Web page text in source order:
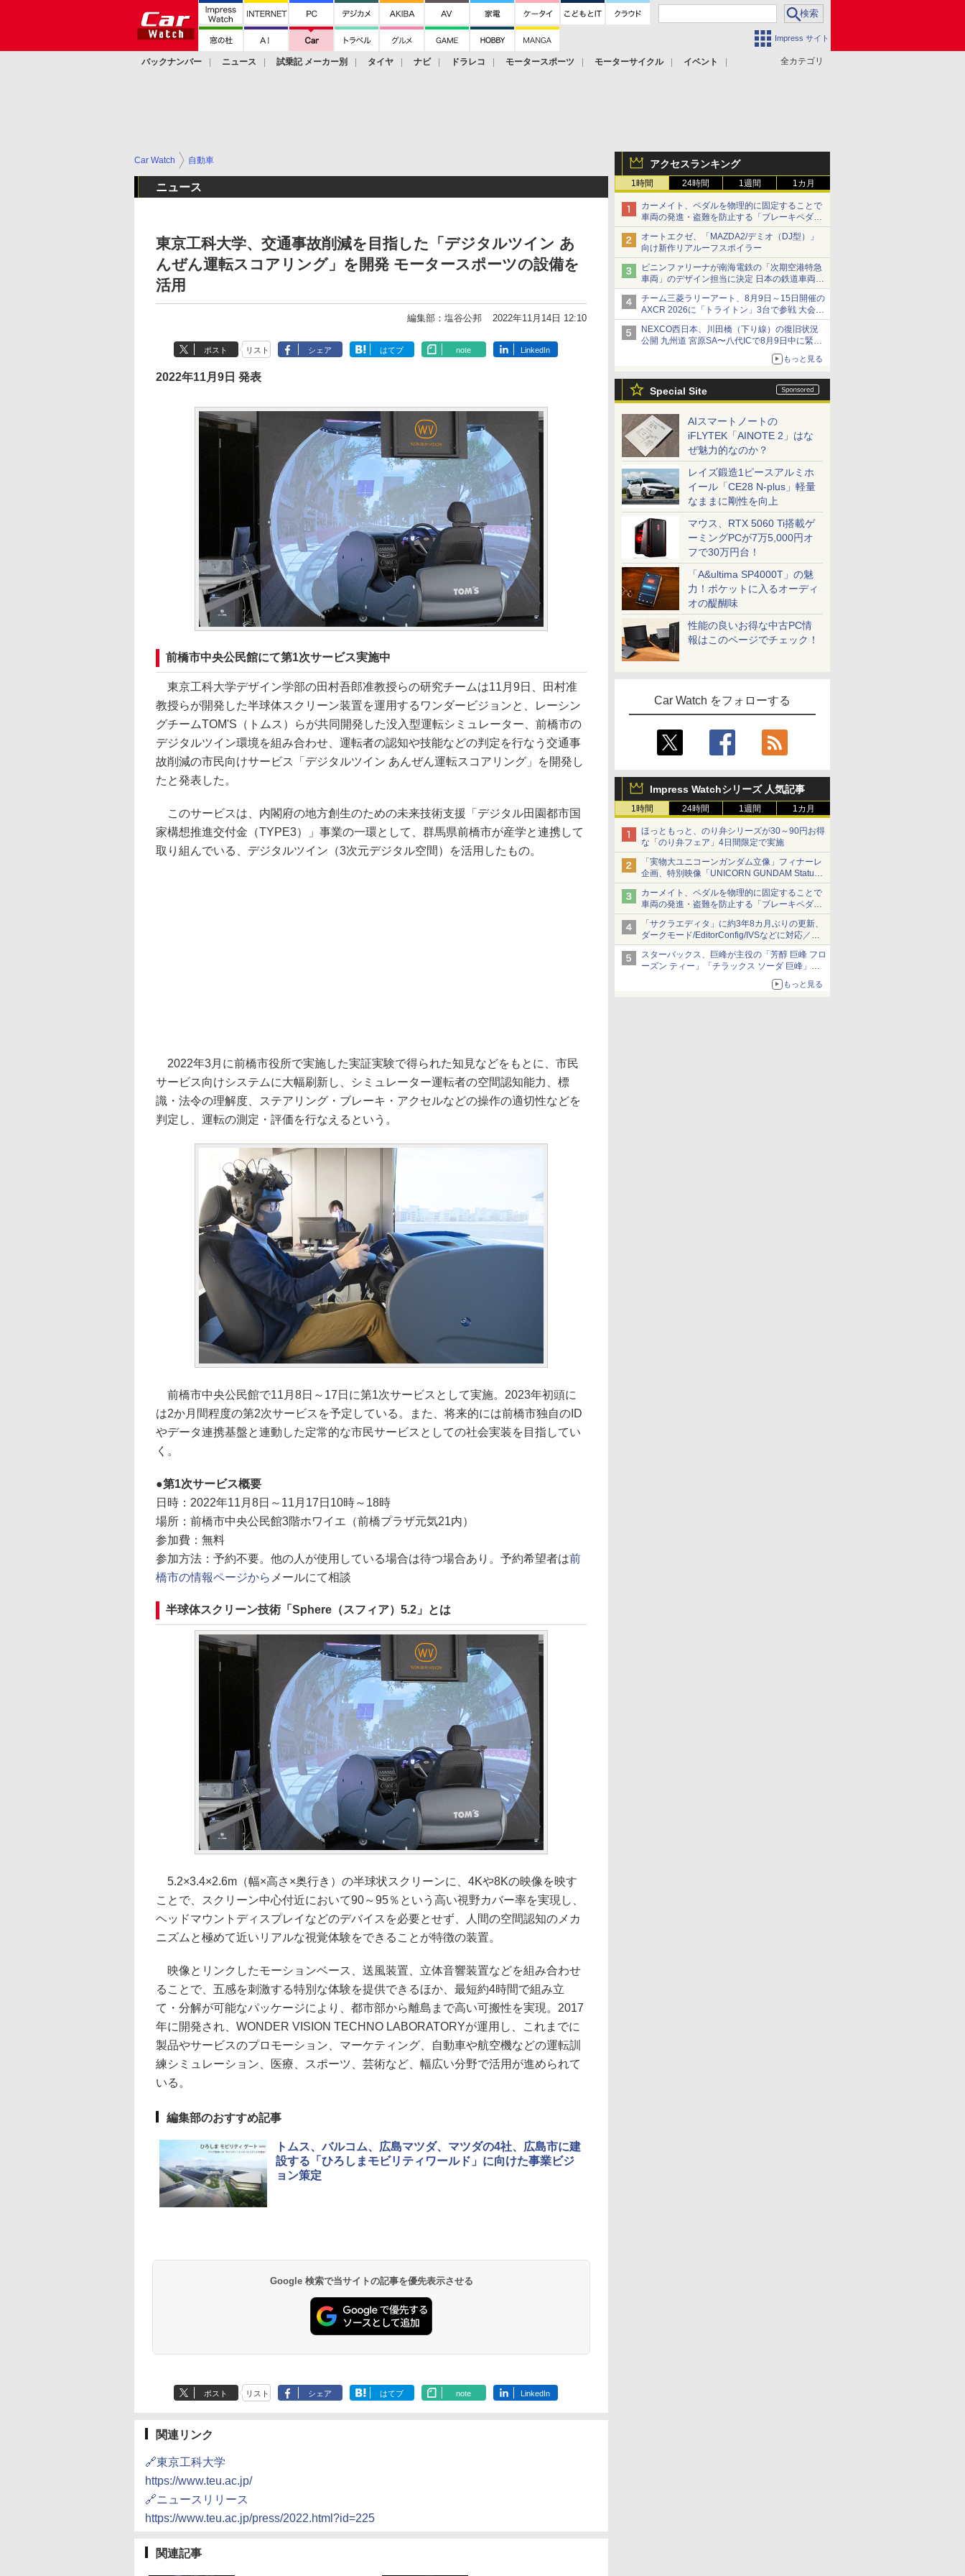
Impress サイト
全カテゴリ
バックナンバー ニュース 試乗記 メーカー別 タイヤ ナビ ドラレコ モータースポーツ モーターサイクル
イベント
アクセスランキング
1時間 24時間 1週間 1カ月
カーメイト、ペダルを物理的に固定することで
車両の発進・盗難を防止する「ブレーキペダル
ロック1」
オートエクゼ、「MAZDA2/デミオ（DJ型）」
向け新作リアルーフスポイラー
ピニンファリーナが南海電鉄の「次期空港特急
車両」のデザイン担当に決定 日本の鉄道車両デ
ザインは初
チーム三菱ラリーアート、8月9日～15日開催の
AXCR 2026に「トライトン」3台で参戦 大会連
覇を目指す
NEXCO西日本、川田橋（下り線）の復旧状況
公開 九州道 宮原SA〜八代ICで8月9日中に緊急
もっと見る
Special Site
AIスマートノートの
iFLYTEK「AINOTE 2」はな
ぜ魅力的なのか？
レイズ鍛造1ピースアルミホ
イール「CE28 N-plus」軽量
なままに剛性を向上
マウス、RTX 5060 Ti搭載ゲ
ーミングPCが7万5,000円オ
フで30万円台！
「A&ultima SP4000T」の魅
力！ポケットに入るオーディ
オの醍醐味
性能の良いお得な中古PC情
報はこのページでチェック！
Car Watch をフォローする
Impress Watchシリーズ 人気記事
1時間 24時間 1週間 1カ月
ほっともっと、のり弁シリーズが30～90円お得
な「のり弁フェア」4日間限定で実施
「実物大ユニコーンガンダム立像」フィナーレ
企画、特別映像「UNICORN GUNDAM Statue
― BEYOND POSSIBILITY ―」が8月22日から
10日間限定で上映
カーメイト、ペダルを物理的に固定することで
車両の発進・盗難を防止する「ブレーキペダル
ロック1」
「サクラエディタ」に約3年8カ月ぶりの更新、
ダークモード/EditorConfig/IVSなどに対応／複
数の脆弱性に対処したセキュリティアップデー
ト
スターバックス、巨峰が主役の「芳醇 巨峰 フロ
ーズン ティー」「チラックス ソーダ 巨峰」発
もっと見る
Car Watch 自動車
ニュース
東京工科大学、交通事故削減を目指した「デジタルツイン あ
んぜん運転スコアリング」を開発 モータースポーツの設備を
活用
編集部：塩谷公邦 2022年11月14日 12:10
ポスト リスト シェア はてブ note LinkedIn
2022年11月9日 発表
前橋市中央公民館にて第1次サービス実施中
東京工科大学デザイン学部の田村吾郎准教授らの研究チームは11月9日、田村准
教授らが開発した半球体スクリーン装置を運用するワンダービジョンと、レーシン
グチームTOM'S（トムス）らが共同開発した没入型運転シミュレーター、前橋市の
デジタルツイン環境を組み合わせ、運転者の認知や技能などの判定を行なう交通事
故削減の市民向けサービス「デジタルツイン あんぜん運転スコアリング」を開発し
たと発表した。
このサービスは、内閣府の地方創生のための未来技術支援「デジタル田園都市国
家構想推進交付金（TYPE3）」事業の一環として、群馬県前橋市が産学と連携して
取り組んでいる、デジタルツイン（3次元デジタル空間）を活用したもの。
2022年3月に前橋市役所で実施した実証実験で得られた知見などをもとに、市民
サービス向けシステムに大幅刷新し、シミュレーター運転者の空間認知能力、標
識・法令の理解度、ステアリング・ブレーキ・アクセルなどの操作の適切性などを
判定し、運転の測定・評価を行なえるという。
前橋市中央公民館で11月8日～17日に第1次サービスとして実施。2023年初頭に
は2か月間程度の第2次サービスを予定している。また、将来的には前橋市独自のID
やデータ連携基盤と連動した定常的な市民サービスとしての社会実装を目指してい
く。
第1次サービス概要
日時：2022年11月8日～11月17日10時～18時
場所：前橋市中央公民館3階ホワイエ（前橋プラザ元気21内）
参加費：無料
参加方法：予約不要。他の人が使用している場合は待つ場合あり。予約希望者は前
橋市の情報ページから メールにて相談
半球体スクリーン技術「Sphere（スフィア）5.2」とは
5.2×3.4×2.6m（幅×高さ×奥行き）の半球状スクリーンに、4Kや8Kの映像を映す
ことで、スクリーン中心付近において90～95％という高い視野カバー率を実現し、
ヘッドマウントディスプレイなどのデバイスを必要とせず、人間の空間認知のメカ
ニズムと極めて近いリアルな視覚体験をできることが特徴の装置。
映像とリンクしたモーションベース、送風装置、立体音響装置などを組み合わせ
ることで、五感を刺激する特別な体験を提供できるほか、最短約4時間で組み立
て・分解が可能なパッケージにより、都市部から離島まで高い可搬性を実現。2017
年に開発され、WONDER VISION TECHNO LABORATORYが運用し、これまでに
製品やサービスのプロモーション、マーケティング、自動車や航空機などの運転訓
練シミュレーション、医療、スポーツ、芸術など、幅広い分野で活用が進められて
いる。
編集部のおすすめ記事
トムス、バルコム、広島マツダ、マツダの4社、広島市に建
設する「ひろしまモビリティワールド」に向けた事業ビジ
ョン策定
Google 検索で当サイトの記事を優先表示させる
ポスト リスト シェア はてブ note LinkedIn
関連リンク
🔗東京工科大学
https://www.teu.ac.jp/
🔗ニュースリリース
https://www.teu.ac.jp/press/2022.html?id=225
関連記事